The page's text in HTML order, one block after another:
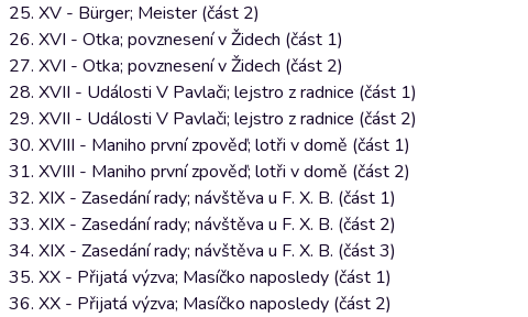
25. XV - Bürger; Meister (část 2)
26. XVI - Otka; povznesení v Židech (část 1)
27. XVI - Otka; povznesení v Židech (část 2)
28. XVII - Události V Pavlači; lejstro z radnice (část 1)
29. XVII - Události V Pavlači; lejstro z radnice (část 2)
30. XVIII - Maniho první zpověď; lotři v domě (část 1)
31. XVIII - Maniho první zpověď; lotři v domě (část 2)
32. XIX - Zasedání rady; návštěva u F. X. B. (část 1)
33. XIX - Zasedání rady; návštěva u F. X. B. (část 2)
34. XIX - Zasedání rady; návštěva u F. X. B. (část 3)
35. XX - Přijatá výzva; Masíčko naposledy (část 1)
36. XX - Přijatá výzva; Masíčko naposledy (část 2)